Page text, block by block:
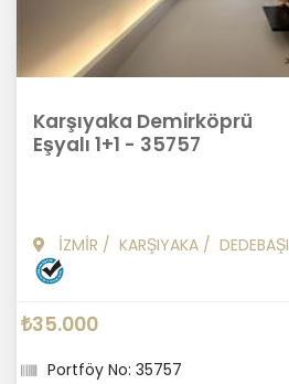
Karşıyaka Demirköprü
Eşyalı 1+1 - 35757
İZMİR / KARŞIYAKA / DEDEBAŞI
₺35.000
Portföy No: 35757